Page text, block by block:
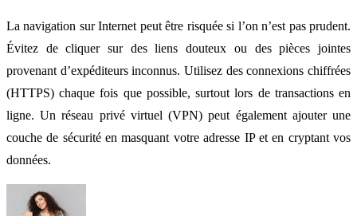
La navigation sur Internet peut être risquée si l’on n’est pas prudent.
Évitez de cliquer sur des liens douteux ou des pièces jointes
provenant d’expéditeurs inconnus. Utilisez des connexions chiffrées
(HTTPS) chaque fois que possible, surtout lors de transactions en
ligne. Un réseau privé virtuel (VPN) peut également ajouter une
couche de sécurité en masquant votre adresse IP et en cryptant vos
données.